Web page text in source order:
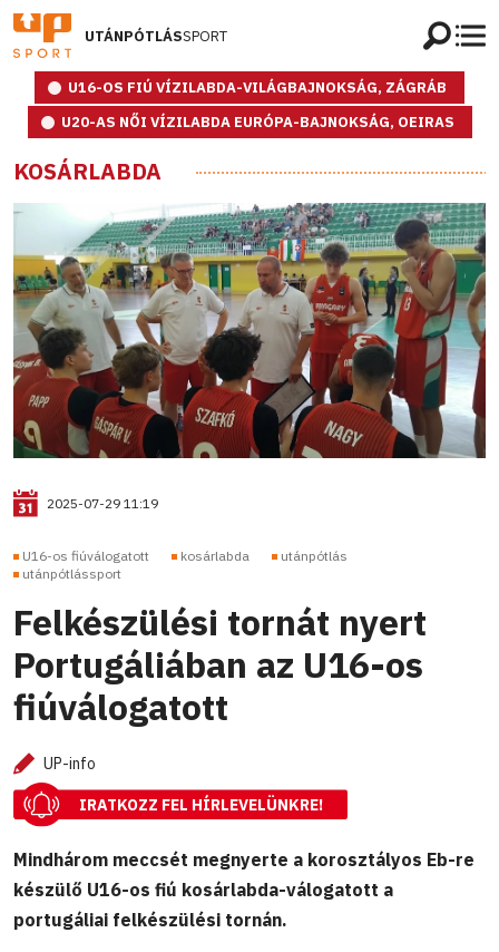
UTÁNPÓTLÁSSPORT
U16-OS FIÚ VÍZILABDA-VILÁGBAJNOKSÁG, ZÁGRÁB
U20-AS NŐI VÍZILABDA EURÓPA-BAJNOKSÁG, OEIRAS
KOSÁRLABDA
2025-07-29 11:19
U16-os fiúválogatott kosárlabda
utánpótlás
utánpótlássport
Felkészülési tornát nyert
Portugáliában az U16-os
fiúválogatott
UP-info
IRATKOZZ FEL HÍRLEVELÜNKRE!
Mindhárom meccsét megnyerte a korosztályos Eb-re
készülő U16-os fiú kosárlabda-válogatott a
portugáliai felkészülési tornán.